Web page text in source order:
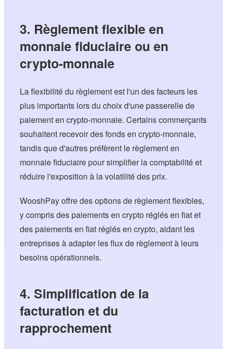
3. Règlement flexible en
monnaie fiduciaire ou en
crypto-monnaie
La flexibilité du règlement est l'un des facteurs les
plus importants lors du choix d'une passerelle de
paiement en crypto-monnaie. Certains commerçants
souhaitent recevoir des fonds en crypto-monnaie,
tandis que d'autres préfèrent le règlement en
monnaie fiduciaire pour simplifier la comptabilité et
réduire l'exposition à la volatilité des prix.
WooshPay offre des options de règlement flexibles,
y compris des paiements en crypto réglés en fiat et
des paiements en fiat réglés en crypto, aidant les
entreprises à adapter les flux de règlement à leurs
besoins opérationnels.
4. Simplification de la
facturation et du
rapprochement